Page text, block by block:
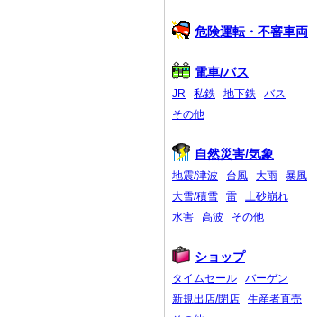
危険運転・不審車両
電車/バス
JR 私鉄 地下鉄
バス
その他
自然災害/気象
地震/津波 台風 大雨
暴風
大雪/積雪
雷
土砂崩れ
水害
高波 その他
ショップ
タイムセール
バーゲン
新規出店/閉店
生産者直売